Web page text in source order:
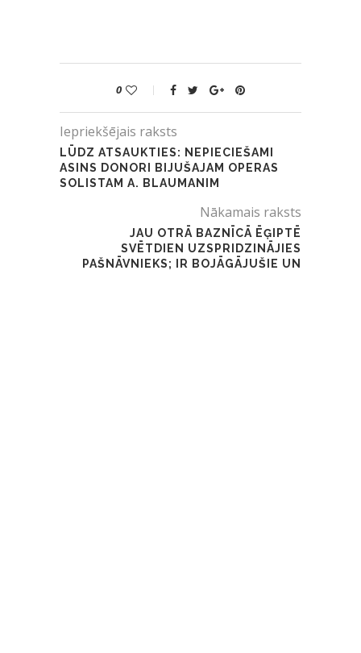
0
Iepriekšējais raksts
LŪDZ ATSAUKTIES: NEPIECIEŠAMI
ASINS DONORI BIJUŠAJAM OPERAS
SOLISTAM A. BLAUMANIM
Nākamais raksts
JAU OTRĀ BAZNĪCĀ ĒĢIPTĒ
SVĒTDIEN UZSPRIDZINĀJIES
PAŠNĀVNIEKS; IR BOJĀGĀJUŠIE UN